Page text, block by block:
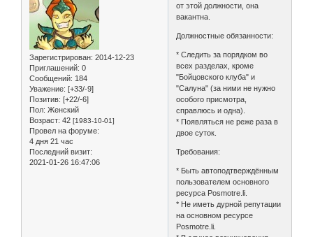
Зарегистрирован: 2014-12-23
Приглашений: 0
Сообщений: 184
Уважение: [+33/-9]
Позитив: [+22/-6]
Пол: Женский
Возраст: 42 [1983-10-01]
Провел на форуме:
4 дня 21 час
Последний визит:
2021-01-26 16:47:06
от этой должности, она
вакантна.
Должностные обязанности:
* Следить за порядком во
всех разделах, кроме
"Бойцовского клуба" и
"Салуна" (за ними не нужно
особого присмотра,
справлюсь и одна).
* Появляться не реже раза в
двое суток.
Требования:
* Быть автоподтверждённым
пользователем основного
ресурса Posmotre.li.
* Не иметь дурной репутации
на основном ресурсе
Posmotre.li.